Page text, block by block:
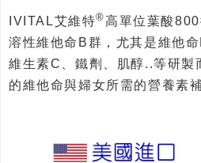
IVITAL艾維特®高單位葉酸
溶性維他命B群，尤其是維他
維生素C、鐵劑、肌醇..等研製
的維他命與婦女所需的營養素補